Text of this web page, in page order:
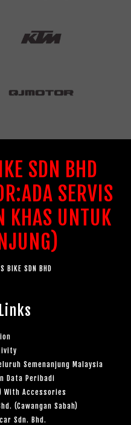
SDN BHD
SERVIS
KHAS UNTUK
BIKE SDN BHD
Semenanjung Malaysia
Data Peribadi
With Accessories
(Cawangan Sabah)
Sdn. Bhd.